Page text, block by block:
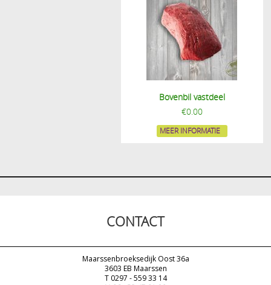
Bovenbil vastdeel
€0.00
MEER INFORMATIE
CONTACT
Maarssenbroeksedijk Oost 36a
3603 EB Maarssen
T 0297 - 559 33 14